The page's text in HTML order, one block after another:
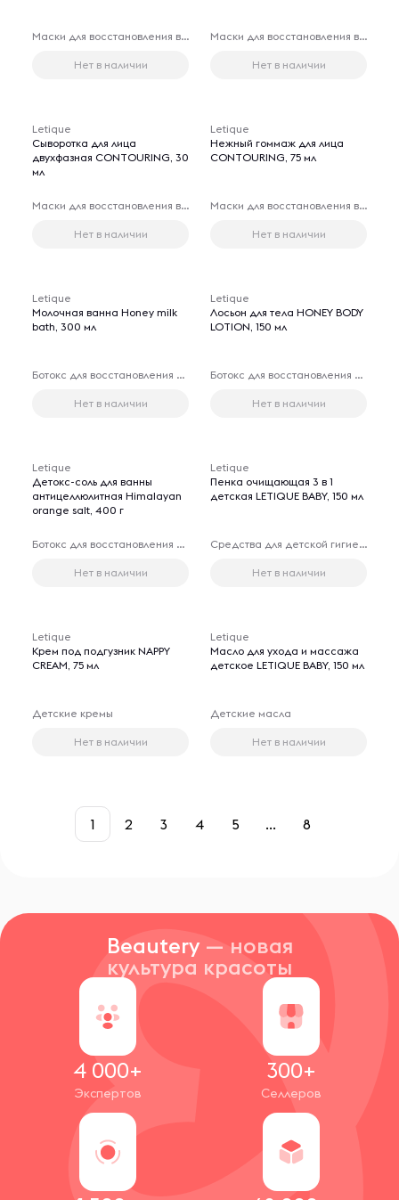
Маски для восстановления волос
Нет в наличии
Маски для восстановления волос
Нет в наличии
Letique
Сыворотка для лица
двухфазная CONTOURING, 30
мл
Маски для восстановления волос
Нет в наличии
Letique
Нежный гоммаж для лица
CONTOURING, 75 мл
Маски для восстановления волос
Нет в наличии
Letique
Молочная ванна Honey milk
bath, 300 мл
Ботокс для восстановления волос
Нет в наличии
Letique
Лосьон для тела HONEY BODY
LOTION, 150 мл
Ботокс для восстановления волос
Нет в наличии
Letique
Детокс-соль для ванны
антицеллюлитная Himalayan
orange salt, 400 г
Ботокс для восстановления волос
Нет в наличии
Letique
Пенка очищающая 3 в 1
детская LETIQUE BABY, 150 мл
Средства для детской гигиены
Нет в наличии
Letique
Крем под подгузник NAPPY
CREAM, 75 мл
Детские кремы
Нет в наличии
Letique
Масло для ухода и массажа
детское LETIQUE BABY, 150 мл
Детские масла
Нет в наличии
1 2 3 4 5 ... 8
Beautery — новая
культура красоты
4 000+
Экспертов
300+
Селлеров